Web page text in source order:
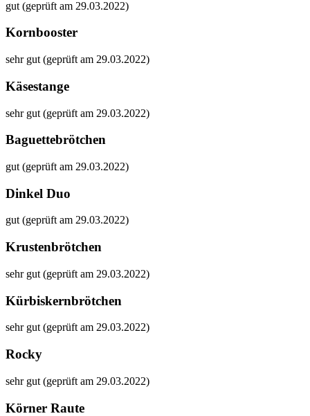
gut (geprüft am 29.03.2022)
Kornbooster
sehr gut (geprüft am 29.03.2022)
Käsestange
sehr gut (geprüft am 29.03.2022)
Baguettebrötchen
gut (geprüft am 29.03.2022)
Dinkel Duo
gut (geprüft am 29.03.2022)
Krustenbrötchen
sehr gut (geprüft am 29.03.2022)
Kürbiskernbrötchen
sehr gut (geprüft am 29.03.2022)
Rocky
sehr gut (geprüft am 29.03.2022)
Körner Raute